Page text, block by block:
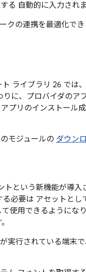
る 自動的に入力されま
クの連携を最適化で
ライブラリ 26 では
に、プロバイダのア
プリのインストール
モジュールの ダウン
という新機能が導入
必要は アセットとし
使用できるようにな
実行されている端末